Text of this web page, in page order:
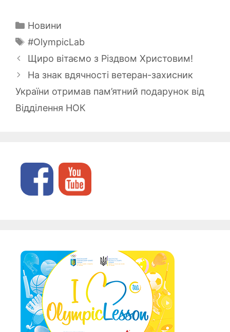
Категорії
Новини
Позначки
#OlympicLab
Щиро вітаємо з Різдвом Христовим!
На знак вдячності ветеран-захисник
України отримав пам’ятний подарунок від
Відділення НОК